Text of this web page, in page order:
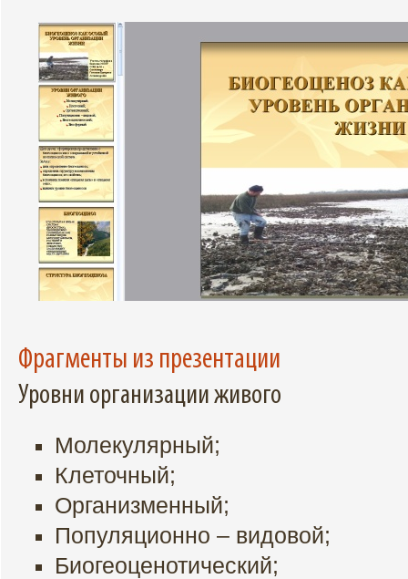
Фрагменты из презентации
Уровни организации живого
Молекулярный;
Клеточный;
Организменный;
Популяционно – видовой;
Биогеоценотический;